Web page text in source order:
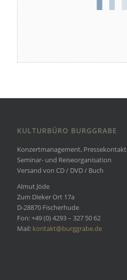
KULTURBÜRO BURGGRABE
Konzertmanagement, Pressekontakt
Seminar- und Reiseorganisation
Versand von CD / DVD / Buch
Almut Jöde
Zum Dieker Ort 17a
D-28870 Fischerhude
Fon: +49 (0) 4293 – 327 50 62
Mail: kontakt@burggrabe.de